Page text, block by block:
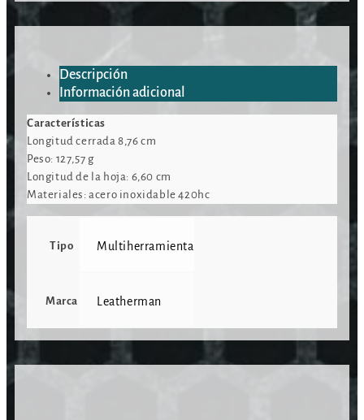
Descripción
Información adicional
Características
Longitud cerrada 8,76 cm
Peso: 127,57 g
Longitud de la hoja: 6,60 cm
Materiales: acero inoxidable 420hc
Tipo Multiherramienta
Marca Leatherman